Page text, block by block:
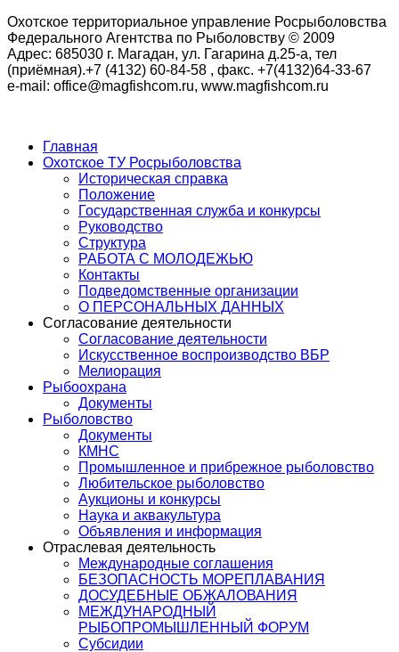
Охотское территориальное управление Росрыболовства
Федерального Агентства по Рыболовству © 2009
Адрес: 685030 г. Магадан, ул. Гагарина д.25-а, тел
(приёмная).+7 (4132) 60-84-58 , факс. +7(4132)64-33-67
e-mail: office@magfishcom.ru, www.magfishcom.ru
Главная
Охотское ТУ Росрыболовства
Историческая справка
Положение
Государственная служба и конкурсы
Руководство
Структура
РАБОТА С МОЛОДЕЖЬЮ
Контакты
Подведомственные организации
О ПЕРСОНАЛЬНЫХ ДАННЫХ
Согласование деятельности
Согласование деятельности
Искусственное воспроизводство ВБР
Мелиорация
Рыбоохрана
Документы
Рыболовство
Документы
КМНС
Промышленное и прибрежное рыболовство
Любительское рыболовство
Аукционы и конкурсы
Наука и аквакультура
Объявления и информация
Отраслевая деятельность
Международные соглашения
БЕЗОПАСНОСТЬ МОРЕПЛАВАНИЯ
ДОСУДЕБНЫЕ ОБЖАЛОВАНИЯ
МЕЖДУНАРОДНЫЙ
РЫБОПРОМЫШЛЕННЫЙ ФОРУМ
Субсидии